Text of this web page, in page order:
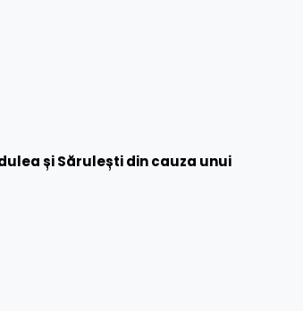
și Sărulești din cauza unui